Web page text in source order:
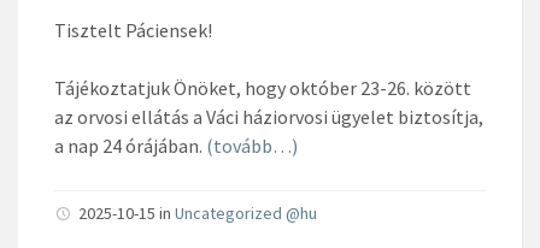
Tisztelt Páciensek!
Tájékoztatjuk Önöket, hogy október 23-26. között
az orvosi ellátás a Váci háziorvosi ügyelet biztosítja,
a nap 24 órájában. (tovább…)
2025-10-15 in Uncategorized @hu